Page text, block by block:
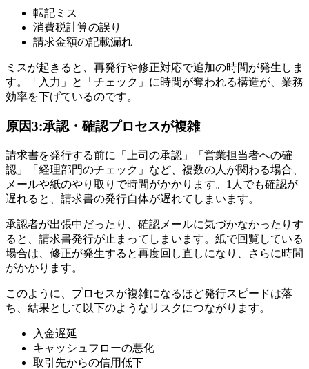
転記ミス
消費税計算の誤り
請求金額の記載漏れ
ミスが起きると、再発行や修正対応で追加の時間が発生しま
す。「入力」と「チェック」に時間が奪われる構造が、業務
効率を下げているのです。
原因3:承認・確認プロセスが複雑
請求書を発行する前に「上司の承認」「営業担当者への確
認」「経理部門のチェック」など、複数の人が関わる場合、
メールや紙のやり取りで時間がかかります。1人でも確認が
遅れると、請求書の発行自体が遅れてしまいます。
承認者が出張中だったり、確認メールに気づかなかったりす
ると、請求書発行が止まってしまいます。紙で回覧している
場合は、修正が発生すると再度回し直しになり、さらに時間
がかかります。
このように、プロセスが複雑になるほど発行スピードは落
ち、結果として以下のようなリスクにつながります。
入金遅延
キャッシュフローの悪化
取引先からの信用低下